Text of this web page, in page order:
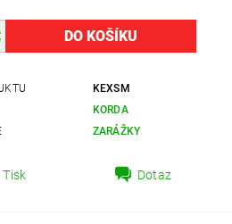
KEXSM
KORDA
ZARÁŽKY
Tisk Dotaz